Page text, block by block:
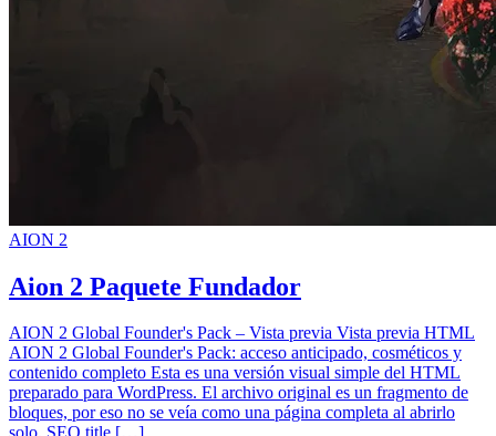
AION 2
Aion 2 Paquete Fundador
AION 2 Global Founder's Pack – Vista previa Vista previa HTML
AION 2 Global Founder's Pack: acceso anticipado, cosméticos y
contenido completo Esta es una versión visual simple del HTML
preparado para WordPress. El archivo original es un fragmento de
bloques, por eso no se veía como una página completa al abrirlo